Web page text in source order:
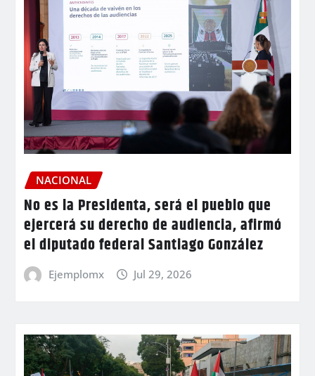
NACIONAL
No es la Presidenta, será el pueblo que
ejercerá su derecho de audiencia, afirmó
el diputado federal Santiago González
Ejemplomx Jul 29, 2026